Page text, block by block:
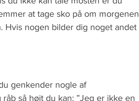
at tage sko på om morgenen
Hvis nogen bilder dig noget andet
genkender nogle af
så højt du kan: ”Jeg er ikke en